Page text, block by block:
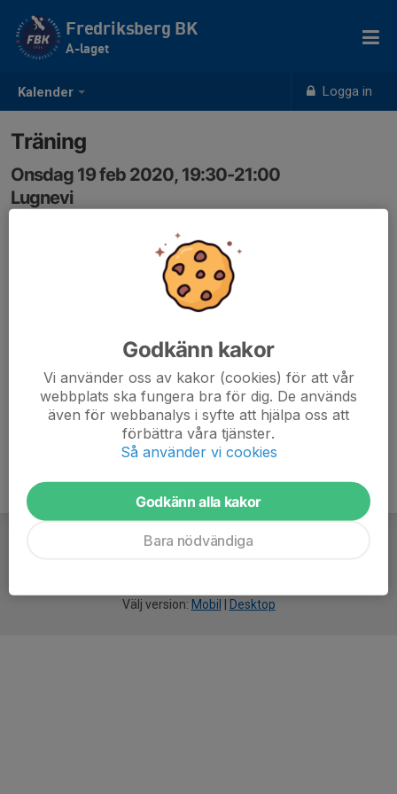
Kalender Logga in
Fredriksberg BK
A-laget
Träning
Onsdag 19 feb 2020, 19:30-21:00
Lugnevi
Välj version: Mobil Desktop
Godkänn kakor
Vi använder oss av kakor (cookies) för att vår
webbplats ska fungera bra för dig. De används
även för webbanalys i syfte att hjälpa oss att
förbättra våra tjänster.
Så använder vi cookies
Godkänn alla kakor
Bara nödvändiga